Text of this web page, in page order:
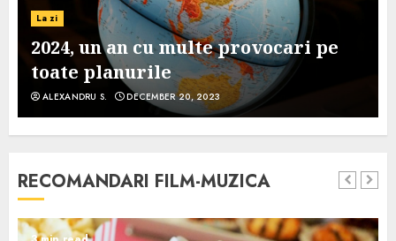
La zi
2024, un an cu multe provocari pe
toate planurile
ALEXANDRU S. DECEMBER 20, 2023
RECOMANDARI FILM-MUZICA